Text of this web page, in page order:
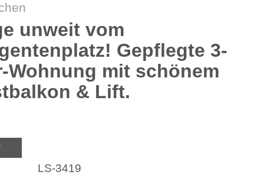
unweit vom
Gepflegte 3-
Wohnung mit schönem
& Lift.
LS-3419